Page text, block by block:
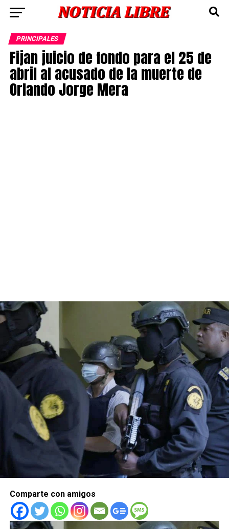
PRINCIPALES
Fijan juicio de fondo para el 25 de
abril al acusado de la muerte de
Orlando Jorge Mera
Comparte con amigos